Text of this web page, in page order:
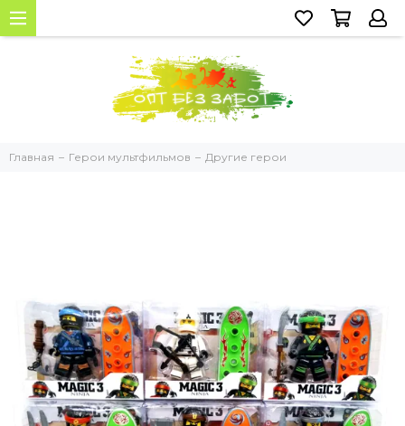
Главная Герои мультфильмов Другие герои